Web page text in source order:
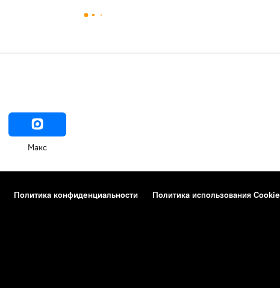
Макс
Политика конфиденциальности Политика использования Cookie